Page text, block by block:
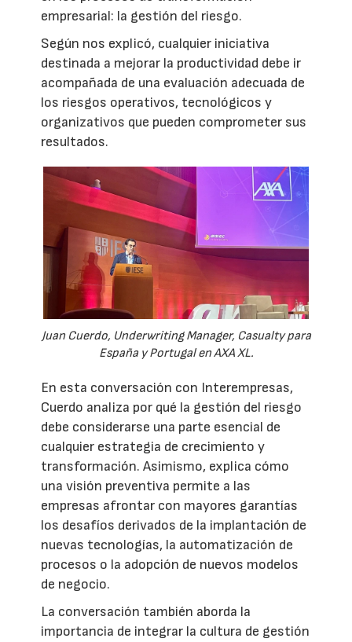
empresarial: la gestión del riesgo.
Según nos explicó, cualquier iniciativa
destinada a mejorar la productividad debe ir
acompañada de una evaluación adecuada de
los riesgos operativos, tecnológicos y
organizativos que pueden comprometer sus
resultados.
Juan Cuerdo, Underwriting Manager, Casualty para
España y Portugal en AXA XL.
En esta conversación con Interempresas,
Cuerdo analiza por qué la gestión del riesgo
debe considerarse una parte esencial de
cualquier estrategia de crecimiento y
transformación. Asimismo, explica cómo
una visión preventiva permite a las
empresas afrontar con mayores garantías
los desafíos derivados de la implantación de
nuevas tecnologías, la automatización de
procesos o la adopción de nuevos modelos
de negocio.
La conversación también aborda la
importancia de integrar la cultura de gestión